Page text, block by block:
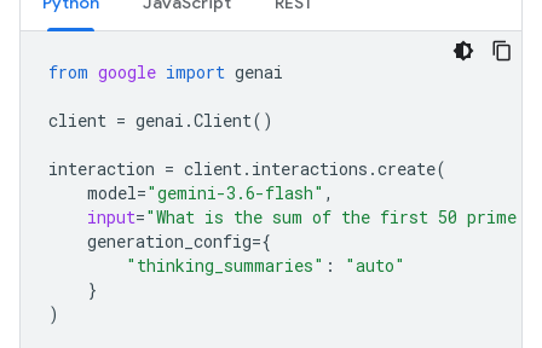
from google import genai
client = genai .Client()
interaction = client. interactions .create(
model="gemini-3.6-flash" ,
input="What is the sum of the first 50 prime
generation_config={
"thinking_summaries" :
"auto"
}
)